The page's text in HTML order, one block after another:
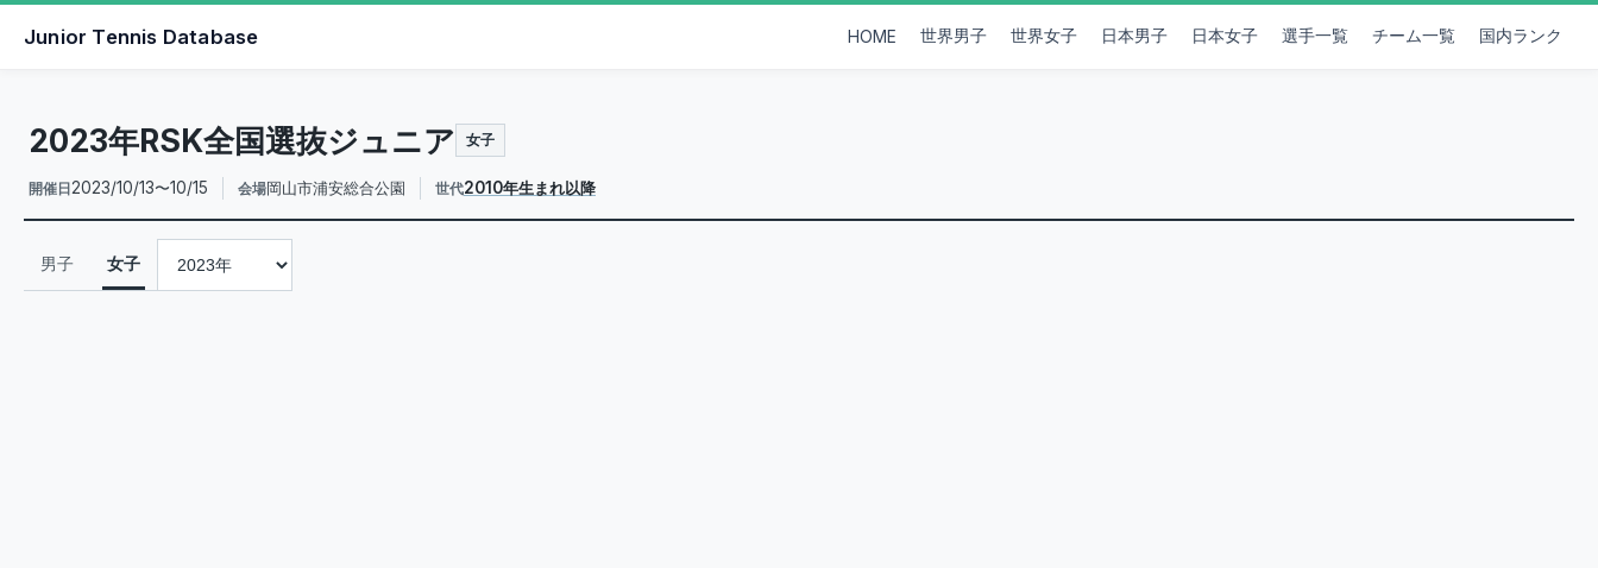
Junior Tennis Database HOME 世界男子 世界女子 日本男子 日本女子 選手一覧 チーム一覧 国内ランク
2023年RSK全国選抜ジュニア 女子
開催日 2023/10/13〜10/15 会場岡山市浦安総合公園 世代2010年生まれ以降
男子 女子